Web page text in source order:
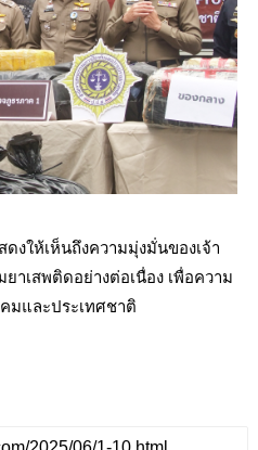
งให้เห็นถึงความมุ่งมั่นของเจ้า
าเสพติดอย่างต่อเนื่อง เพื่อความ
มและประเทศชาติ